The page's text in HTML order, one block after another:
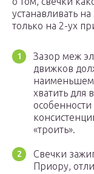
устанавливать
только на 2-ух
Зазор меж
движков
хватить для
«троить».
Свечки
Приору,